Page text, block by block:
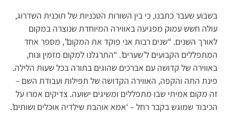
בשבוע שעבר כתבנו, כי בין השורות הטכניות של תוכנית השדרוג,
עולה חשש עמוק מפגיעה באווירה המיוחדת שנוצרה במקום
לאורך השנים. “שנים רבות אני פוקד את המקום”, מספר אחד
המתפללים הקבועים ל’שערים’. “התרגלנו למקום מזמין ונוח,
באווירה של קדושה עם אברכים שהוגים בתורה בכל שעות הלילה.
פינת התה והקפה, האווירה הקדושה של תפילות ועבודת השם –
זה מקום אמיתי שבו מתפללים ומשיגים ישועה. צדיקים אמרו על
הכיבוד שמוגש בקבר רחל – ‘אמא אוהבת שילדיה אוכלים ושותים’.